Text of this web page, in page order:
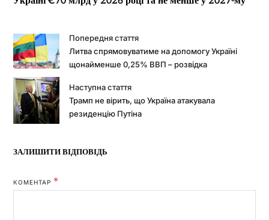
Попередня стаття
Литва спрямовуватиме на допомогу Україні
щонайменше 0,25% ВВП – розвідка
Наступна стаття
Трамп не вірить, що Україна атакувала
резиденцію Путіна
ЗАЛИШИТИ ВІДПОВІДЬ
КОМЕНТАР *